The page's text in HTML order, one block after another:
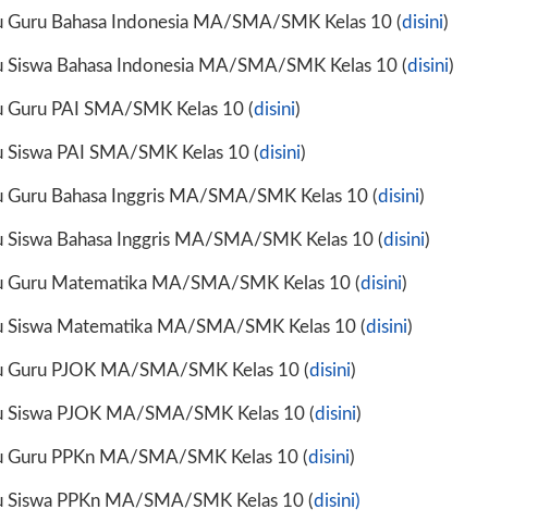
Guru Bahasa Indonesia MA/SMA/SMK Kelas 10 (disini)
Siswa Bahasa Indonesia MA/SMA/SMK Kelas 10 (disini)
Guru PAI SMA/SMK Kelas 10 (disini)
Siswa PAI SMA/SMK Kelas 10 (disini)
Guru Bahasa Inggris MA/SMA/SMK Kelas 10 (disini)
Siswa Bahasa Inggris MA/SMA/SMK Kelas 10 (disini)
Guru Matematika MA/SMA/SMK Kelas 10 (disini)
Siswa Matematika MA/SMA/SMK Kelas 10 (disini)
Guru PJOK MA/SMA/SMK Kelas 10 (disini)
Siswa PJOK MA/SMA/SMK Kelas 10 (disini)
Guru PPKn MA/SMA/SMK Kelas 10 (disini)
Siswa PPKn MA/SMA/SMK Kelas 10 (disini)